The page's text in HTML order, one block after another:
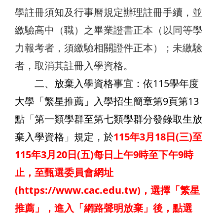
學註冊須知及行事曆規定辦理註冊手續，並
繳驗高中（職）之畢業證書正本（以同等學
力報考者，須繳驗相關證件正本）；未繳驗
者，取消其註冊入學資格。
二、放棄入學資格事宜：依115學年度
大學「繁星推薦」入學招生簡章第9頁第13
點 「第一類學群至第七類學群分發錄取生放
棄入學資格」規定，於115年3月18日(三)至
115年3月20日(五)每日上午9時至下午9時
止，至甄選委員會網址
(https://www.cac.edu.tw)，選擇「繁星
推薦」，進入「網路聲明放棄」後，點選